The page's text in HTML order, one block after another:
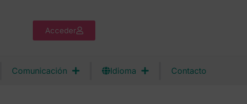
Acceder
Comunicación Idioma Contacto